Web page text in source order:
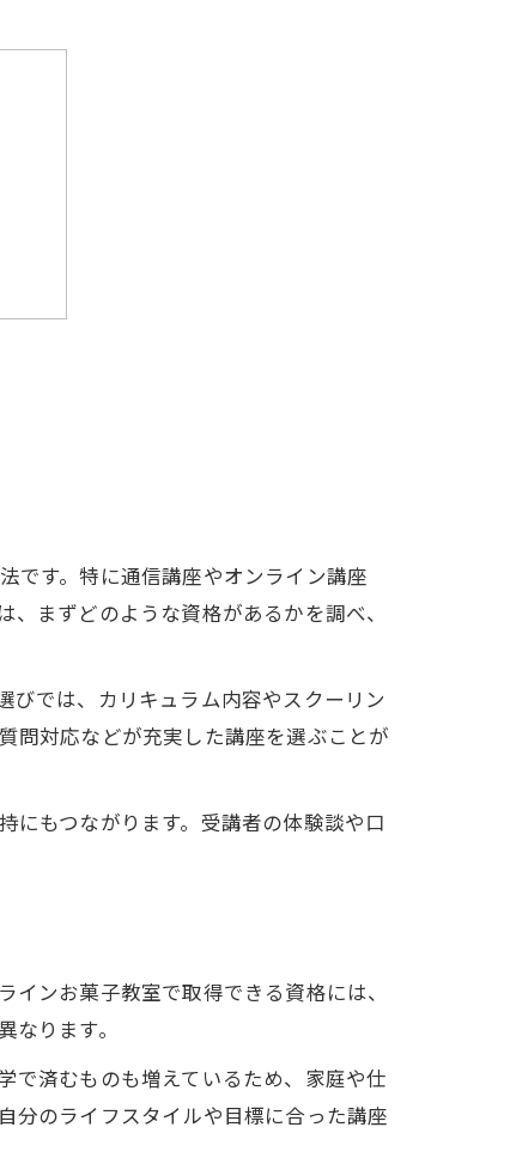
です。特に通信講座やオンライン講座
まずどのような資格があるかを調べ、
では、カリキュラム内容やスクーリン
問対応などが充実した講座を選ぶことが
にもつながります。受講者の体験談や口
ンお菓子教室で取得できる資格には、
ります。
で済むものも増えているため、家庭や仕
分のライフスタイルや目標に合った講座